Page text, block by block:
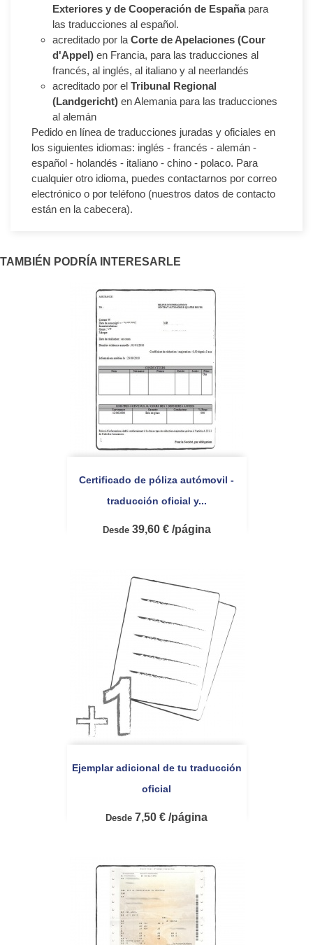
Exteriores y de Cooperación de Españapara
las traducciones al español.
acreditado por la Corte de Apelaciones (Cour
d'Appel) en Francia, para las traducciones al
francés, al inglés, al italiano y al neerlandés
acreditado por el Tribunal Regional
(Landgericht) en Alemania para las traducciones
al alemán
Pedido en línea de traducciones juradas y oficiales en
los siguientes idiomas: inglés - francés - alemán -
español - holandés - italiano - chino - polaco. Para
cualquier otro idioma, puedes contactarnos por correo
electrónico o por teléfono (nuestros datos de contacto
están en la cabecera).
TAMBIÉN PODRÍA INTERESARLE
Certificado de póliza autómovil -
traducción oficial y...
Desde39,60 € /página
Ejemplar adicional de tu traducción
oficial
Desde 7,50 € /página